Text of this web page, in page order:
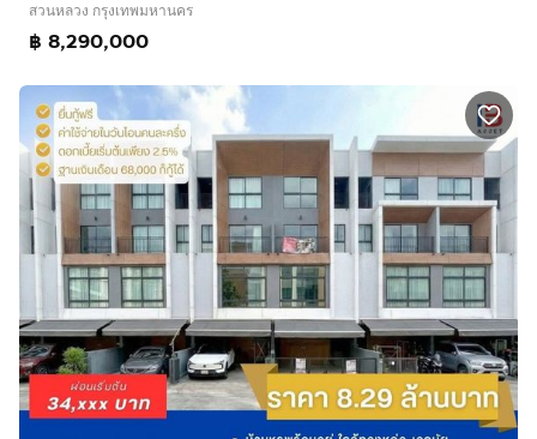
สวนหลวง กรุงเทพมหานคร
฿ 8,290,000